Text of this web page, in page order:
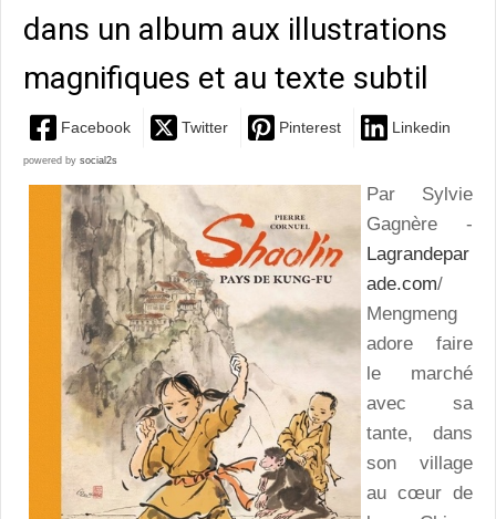
dans un album aux illustrations
magnifiques et au texte subtil
Facebook Twitter Pinterest Linkedin
powered by social2s
Par Sylvie
Gagnère -
Lagrandepar
ade.com/
Mengmeng
adore faire
le marché
avec sa
tante, dans
son village
au cœur de